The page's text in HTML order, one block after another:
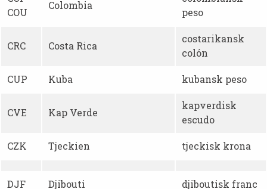
COU
Colombia
peso
CRC Costa Rica
costarikansk
colón
CUP Kuba kubansk peso
CVE Kap Verde
kapverdisk
escudo
CZK Tjeckien tjeckisk krona
DJF Djibouti djiboutisk franc